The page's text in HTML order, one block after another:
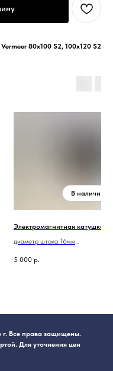
80x100 S2, 100x120 S2
Электромагнитная катушка
диаметр штока 16мм
5 000 р.
Все права защищены.
Для уточнения цен